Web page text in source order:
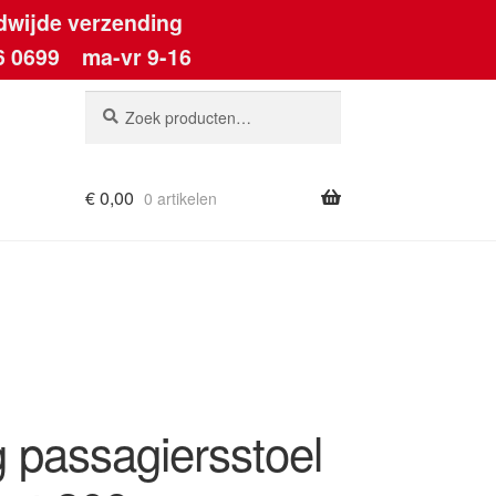
verzending
0699 ma-vr 9-16
naar:
€0,00 0 artikelen
passagiersstoel